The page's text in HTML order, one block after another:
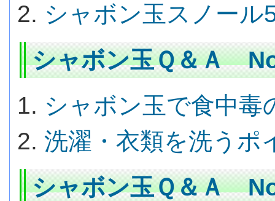
シャボン玉スノール
シャボン玉Ｑ＆Ａ
シャボン玉で食中毒
洗濯・衣類を洗うポ
シャボン玉Ｑ＆Ａ